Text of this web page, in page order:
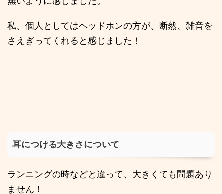
私、個人としてはヘッドホンの方が、断然、雑音を
さえぎってくれると感じました！
耳につける大きさについて
ランニングの時などと違って、大きくても問題あり
ません！